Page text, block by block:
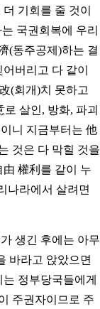
기회를 줄 것이
국권회복에 우리
(동주공제)하는 결
버리고 다 같이
(회개)치 못하고
살인, 방화, 파괴
니 지금부터는 他
것은 다 막힐 것을
權利를 같이 누
나라에서 살려면
생긴 후에는 아무
바라고 앉았으면
정부당국들에게
주권자이므로 주